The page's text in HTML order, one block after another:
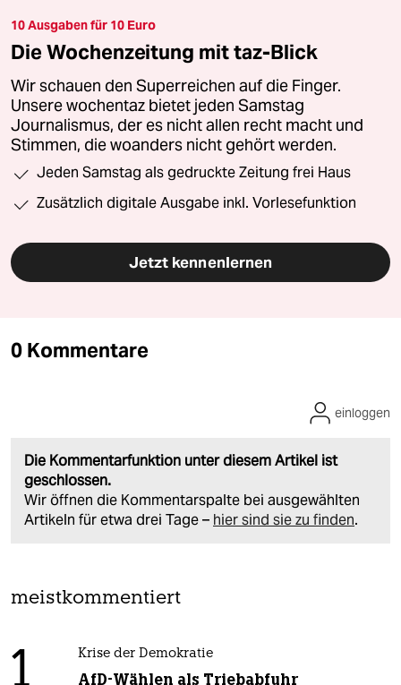
10 Ausgaben für 10 Euro
Die Wochenzeitung mit taz-Blick
Wir schauen den Superreichen auf die Finger.
Unsere wochentaz bietet jeden Samstag
Journalismus, der es nicht allen recht macht und
Stimmen, die woanders nicht gehört werden.
Jeden Samstag als gedruckte Zeitung frei Haus
Zusätzlich digitale Ausgabe inkl. Vorlesefunktion
Jetzt kennenlernen
0 Kommentare
Die Kommentarfunktion unter diesem Artikel ist
geschlossen.
Wir öffnen die Kommentarspalte bei ausgewählten
Artikeln für etwa drei Tage – hier sind sie zu finden.
einloggen
meistkommentiert
1 Krise der Demokratie
AfD-Wählen als Triebabfuhr